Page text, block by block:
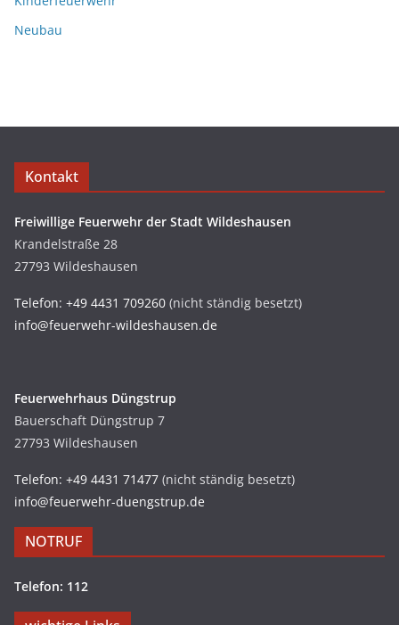
Neubau
Kontakt
Freiwillige Feuerwehr der Stadt Wildeshausen
Krandelstraße 28
27793 Wildeshausen
Telefon: +49 4431 709260 (nicht ständig besetzt)
info@feuerwehr-wildeshausen.de
Feuerwehrhaus Düngstrup
Bauerschaft Düngstrup 7
27793 Wildeshausen
Telefon: +49 4431 71477 (nicht ständig besetzt)
info@feuerwehr-duengstrup.de
NOTRUF
Telefon: 112